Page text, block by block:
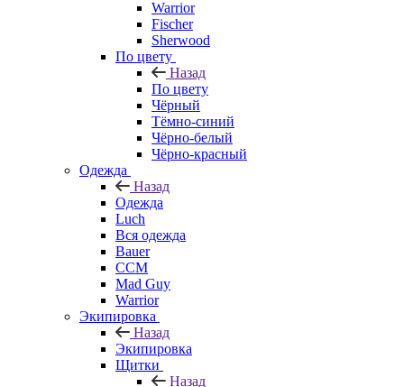
Warrior
Fischer
Sherwood
По цвету
Назад
По цвету
Чёрный
Тёмно-синий
Чёрно-белый
Чёрно-красный
Одежда
Назад
Одежда
Luch
Вся одежда
Bauer
CCM
Mad Guy
Warrior
Экипировка
Назад
Экипировка
Щитки
Назад